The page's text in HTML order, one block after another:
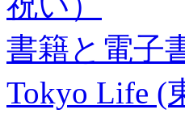
書籍と電子
Tokyo Life (